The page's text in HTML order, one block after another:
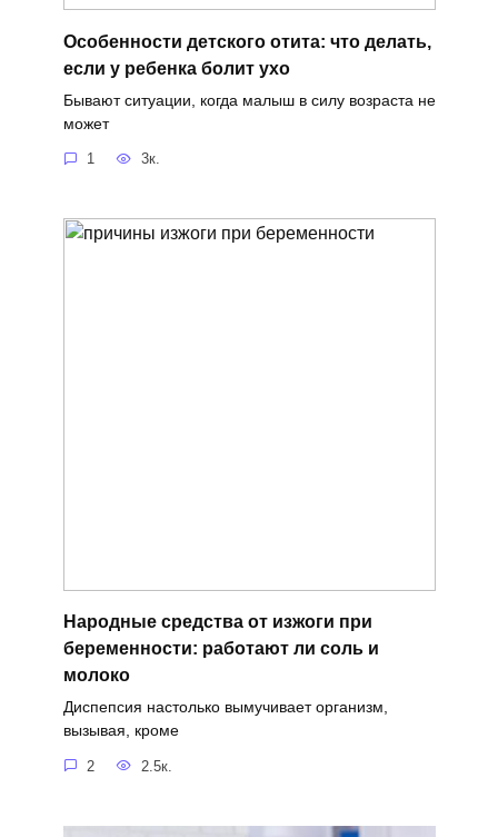
Особенности детского отита: что делать,
если у ребенка болит ухо
Бывают ситуации, когда малыш в силу возраста не
может
1 3к.
Народные средства от изжоги при
беременности: работают ли соль и
молоко
Диспепсия настолько вымучивает организм,
вызывая, кроме
2 2.5к.